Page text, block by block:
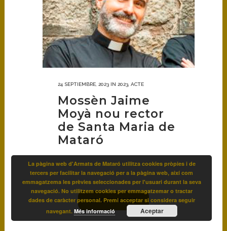
24 SEPTIEMBRE, 2023 IN 2023 ACTE
Mossèn Jaime
Moyà nou rector
de Santa Maria de
Mataró
SHOW MORE
La pàgina web d'Armats de Mataró utilitza cookies pròpies i de
tercers per facilitar la navegació per a la pàgina web, així com
emmagatzema les prèvies seleccionades per l'usuari durant la seva
navegació. No utilitzem cookies per emmagatzemar o tractar
dades de caràcter personal. Premi acceptar si considera seguir
navegant. Més informació Aceptar